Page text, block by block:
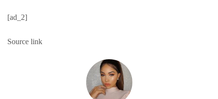
[ad_2]
Source link